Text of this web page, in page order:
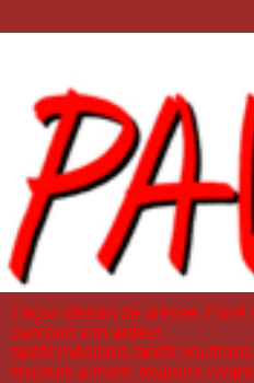
Façon dessin de presse, Pavé
parcourt son auteur,
tantôt méditant, tantôt
toujours aimant, toujours vivant.